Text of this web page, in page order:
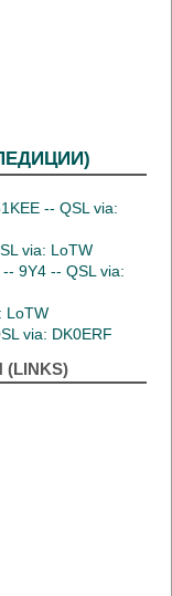
-- QSL via:
via: LoTW
9Y4 -- QSL via:
LoTW
via: DK0ERF